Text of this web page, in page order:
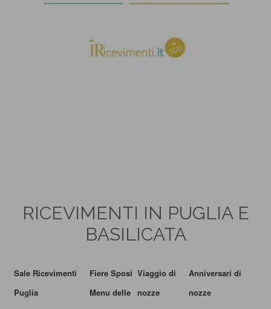
RICEVIMENTI IN PUGLIA E
BASILICATA
Sale Ricevimenti
Puglia
Fiere Sposi
Menu delle
Viaggio di
nozze
Anniversari di
nozze